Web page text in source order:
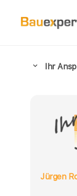
Ihr
Jürgen